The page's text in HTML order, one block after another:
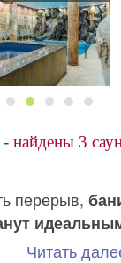
- найдены 3
перерыв,
в заведение
Читать